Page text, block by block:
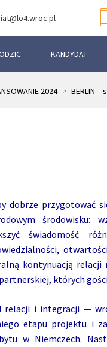
KANDYDAT
2024 > BERLIN
dobrze przygotować
środowisku:
świadomość
kontynuacją relacji
których
relacji i integracji —
etapu projektu i
w Niemczech.